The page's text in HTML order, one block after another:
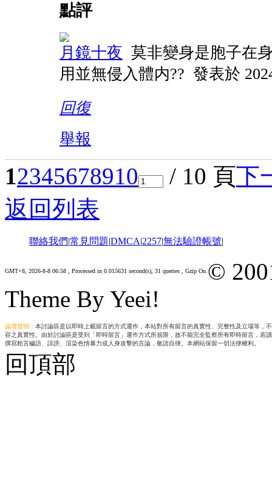
點評
月鏡十夜 莫非變身是胞子在
用並無侵入體内?? 發表於
回復
舉報
12345678910 / 10 頁下
返回列表
聯絡我們|常見問題|DMCA|2257|無法驗證帳號|
GMT+8, 2026-8-8 06:58 , Processed in 0.015631 second(s), 31 queries , Gzip On. ©
Theme By Yeei!
論壇聲明： 本討論區是以即時上載留言的方式運作，本站對所有留言的真實性、完整性及立場等
容之真實性。由於討論區是受到「即時留言」運作方式所規限，故不能完全監察所有即時留言，
撰寫粗言穢語、誹謗、渲染色情暴力或人身攻擊的言論，敬請自律。本網站保留一切法律權利。
回頂部